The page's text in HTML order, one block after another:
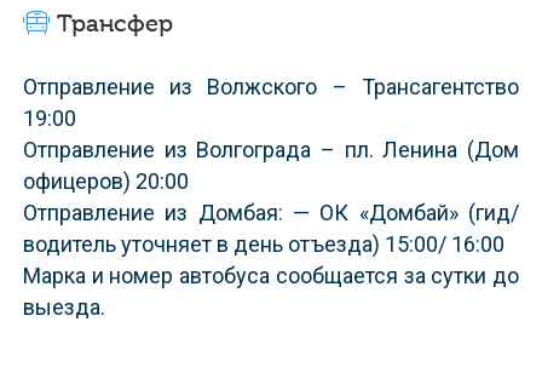
Трансфер
Отправление из Волжского – Трансагентство
19:00
Отправление из Волгограда – пл. Ленина (Дом
офицеров) 20:00
Отправление из Домбая: — ОК «Домбай» (гид/
водитель уточняет в день отъезда) 15:00/ 16:00
Марка и номер автобуса сообщается за сутки до
выезда.